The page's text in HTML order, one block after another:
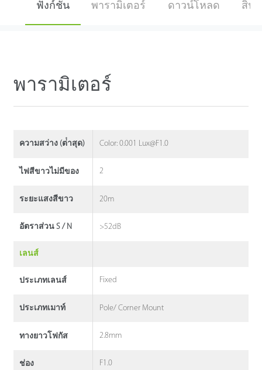
ฟังก์ชั่น พารามิเตอร์ ดาวน์โหลด สิน
พารามิเตอร์
ความสว่าง (ต่ําสุด) Color: 0.001 Lux@F1.0
ไฟสีขาวไม่มีของ 2
ระยะแสงสีขาว 20m
อัตราส่วน S / N >52dB
เลนส์
ประเภทเลนส์ Fixed
ประเภทเมาท์ Pole/ Corner Mount
ทางยาวโฟกัส 2.8mm
ช่อง F1.0